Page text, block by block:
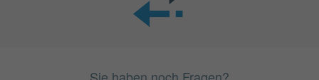
Sie haben noch Fragen?